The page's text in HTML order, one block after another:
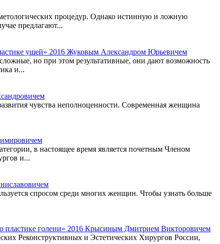
процедур. Однако истинную и ложную
предлагают...
ушей» 2016 Жуковым Александром Юрьевичем
но при этом результативные, они дают возможность
и...
чувства неполноценности. Современная женщина
в настоящее время является почетным Членом
и...
спросом среди многих женщин. Чтобы узнать больше
пластике голени» 2016 Крысиным Дмитрием Викторовичем
Реконструктивных и Эстетических Хирургов России,